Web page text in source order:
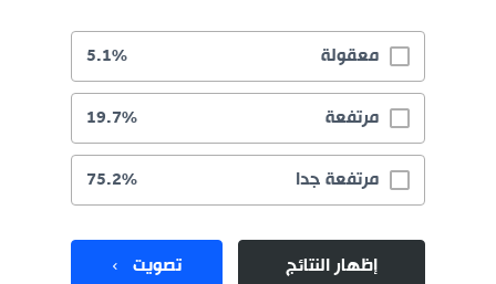
معقولة 5.1%
مرتفعة 19.7%
مرتفعة جدا 75.2%
إظهار النتائج تصويت